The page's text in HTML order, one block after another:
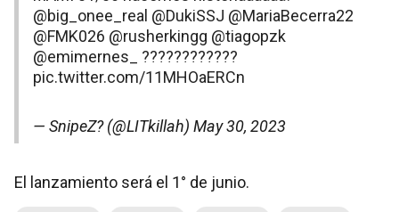
@big_onee_real @DukiSSJ @MariaBecerra22
@FMK026 @rusherkingg @tiagopzk
@emimernes_
????????????
pic.twitter.com/11MHOaERCn
— SnipeZ? (@LITkillah) May 30, 2023
El lanzamiento será el 1° de junio.